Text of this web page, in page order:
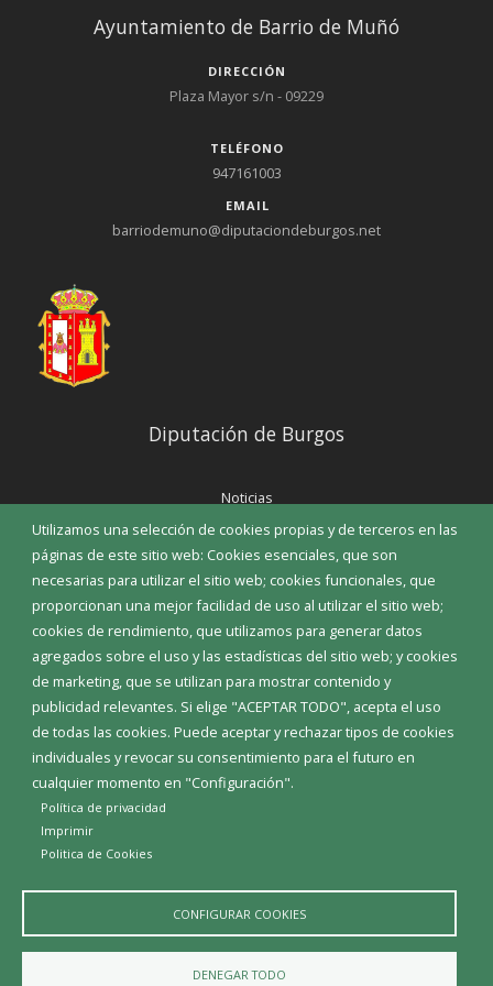
Utilizamos una selección de cookies propias y de terceros en las
páginas de este sitio web: Cookies esenciales, que son
necesarias para utilizar el sitio web; cookies funcionales, que
proporcionan una mejor facilidad de uso al utilizar el sitio web;
cookies de rendimiento, que utilizamos para generar datos
agregados sobre el uso y las estadísticas del sitio web; y cookies
de marketing, que se utilizan para mostrar contenido y
publicidad relevantes. Si elige "ACEPTAR TODO", acepta el uso
de todas las cookies. Puede aceptar y rechazar tipos de cookies
individuales y revocar su consentimiento para el futuro en
cualquier momento en "Configuración".
Política de privacidad
Imprimir
Politica de Cookies
CONFIGURAR COOKIES
DENEGAR TODO
Ayuntamiento de Barrio de Muñó
DIRECCIÓN
Plaza Mayor s/n - 09229
TELÉFONO
947161003
EMAIL
barriodemuno@diputaciondeburgos.net
Diputación de Burgos
Noticias
Eventos
Corporación Municipal
Teléfonos de interés
INICIAR SESIÓN
MAPA WEB